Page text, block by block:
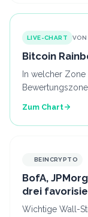
LIVE-CHART VON
Bitcoin
In welcher
Zum Chart
BEINCRYPTO
BofA,
drei
von 255 USD
Wichtige Wall-